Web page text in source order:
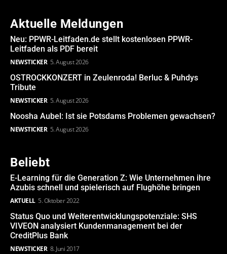
Aktuelle Meldungen
Neu: PPWR-Leitfaden.de stellt kostenlosen PPWR-
Leitfaden als PDF bereit
NEWSTICKER 5. August 2026
OSTROCKKONZERT in Zeulenroda! Berluc & Puhdys
Tribute
NEWSTICKER 5. August 2026
Noosha Aubel: Ist sie Potsdams Problemen gewachsen?
NEWSTICKER 5. August 2026
Beliebt
E-Learning für die Generation Z: Wie Unternehmen ihre
Azubis schnell und spielerisch auf Flughöhe bringen
AKTUELL 5. Oktober 2022
Status Quo und Weiterentwicklungspotenziale: SHS
VIVEON analysiert Kundenmanagement bei der
CreditPlus Bank
NEWSTICKER 8. Juni 2017